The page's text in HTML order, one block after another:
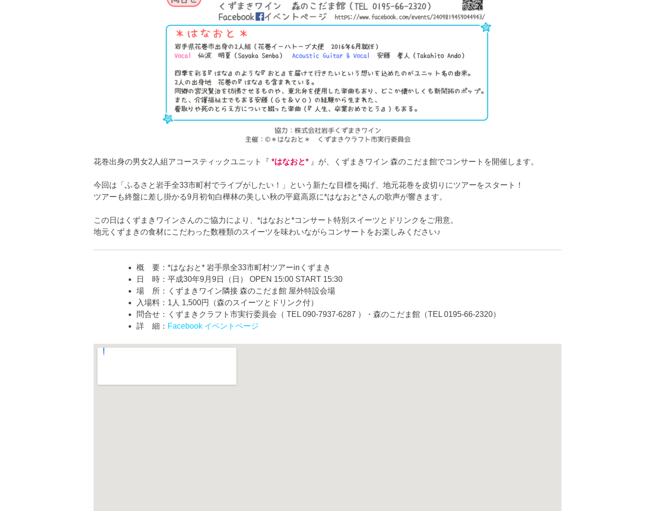
花巻出身の男女2人組アコースティックユニット『 *はなおと* 』が、くずまきワイン 森のこだま館でコンサートを開催します。
今回は「ふるさと岩手全33市町村でライブがしたい！」という新たな目標を掲げ、地元花巻を皮切りにツアーをスタート！
ツアーも終盤に差し掛かる9月初旬白樺林の美しい秋の平庭高原に*はなおと*さんの歌声が響きます。
この日はくずまきワインさんのご協力により、*はなおと*コンサート特別スイーツとドリンクをご用意。
地元くずまきの食材にこだわった数種類のスイーツを味わいながらコンサートをお楽しみください♪
概 要：*はなおと* 岩手県全33市町村ツアーinくずまき
日 時：平成30年9月9日（日） OPEN 15:00 START 15:30
場 所：くずまきワイン隣接 森のこだま館 屋外特設会場
入場料：1人 1,500円（森のスイーツとドリンク付）
問合せ：くずまきクラフト市実行委員会（ TEL 090-7937-6287 ）・森のこだま館（TEL 0195-66-2320）
詳 細： Facebook イベントページ